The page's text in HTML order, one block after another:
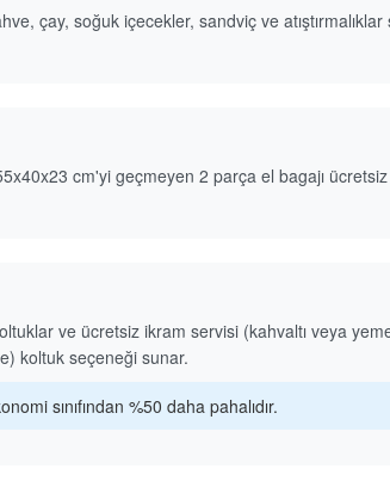
çay, soğuk içecekler, sandviç ve
cm'yi geçmeyen 2 parça el bagajı ücretsiz
ve ücretsiz ikram servisi (kahvaltı veya
koltuk seçeneği sunar.
sınıfından %50 daha pahalıdır.